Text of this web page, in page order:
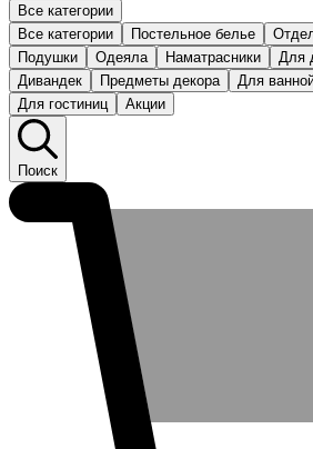
Все категории
Все категории
Постельное белье
Подушки
Одеяла Наматрасники Для
Дивандек
Предметы декора Для
Для гостиниц
Акции
Поиск